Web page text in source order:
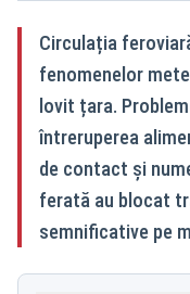
Circulația
fenomenelor
lovit țara.
întreruperea
de contact și
ferată au blocat
semnificative pe